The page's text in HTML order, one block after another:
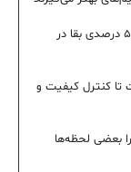
درمان نوین با نانوذرات پوشیده از قند؛ افزایش ۵۰ درصدی بقا در
تا کنترل کیفیت و
بعضی لحظه‌ها